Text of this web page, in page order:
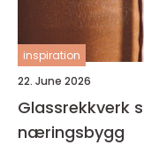
inspiration
22. June 2026
Glassrekkverk sikkert og stilrent for hjem og
næringsbygg